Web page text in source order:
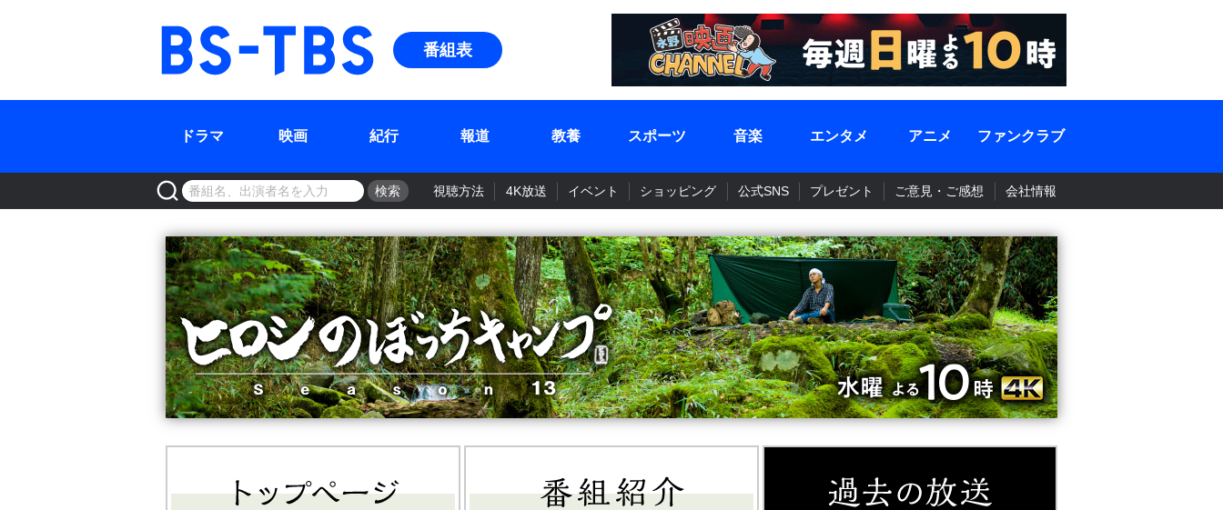
BS-TBS
番組表
ドラマ 映画 紀行 報道 教養 スポーツ 音楽 エンタメ アニメ ファンクラブ
検索 視聴方法 4K放送 イベント ショッピング 公式SNS プレゼント ご意見・ご感想 会社情報